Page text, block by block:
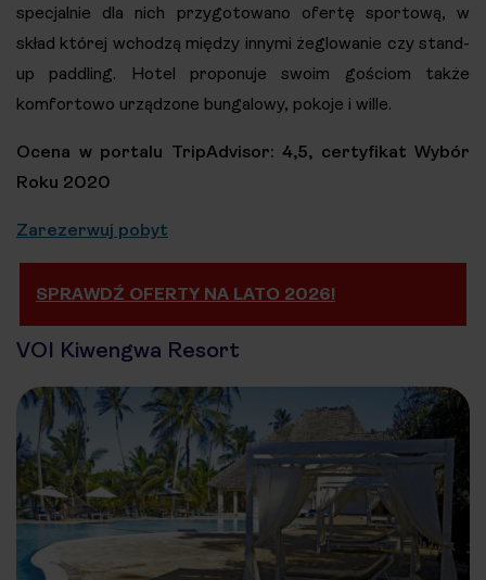
specjalnie dla nich przygotowano ofertę sportową, w
skład której wchodzą między innymi żeglowanie czy stand-
up paddling. Hotel proponuje swoim gościom także
komfortowo urządzone bungalowy, pokoje i wille.
Ocena w portalu TripAdvisor: 4,5, certyfikat Wybór
Roku 2020
Zarezerwuj pobyt
SPRAWDŹ OFERTY NA LATO 2026!
VOI Kiwengwa Resort